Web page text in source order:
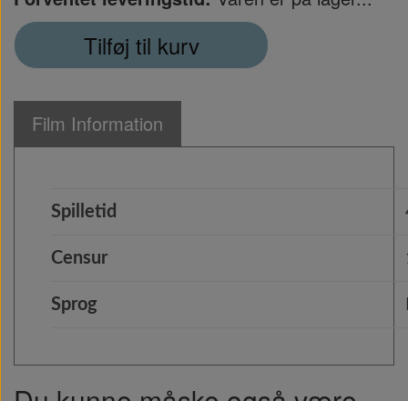
Tilføj til kurv
Film Information
Spilletid
Censur
Sprog